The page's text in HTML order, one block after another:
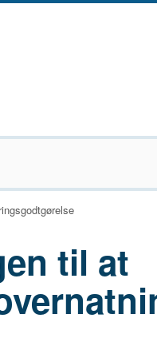
til at